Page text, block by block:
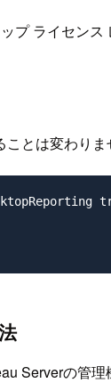
プ ライセン
ことは変わり
Serverの管